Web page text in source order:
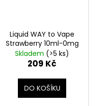
Liquid WAY to Vape
Strawberry 10ml-0mg
Skladem (>5 ks)
209 Kč
DO KOŠÍKU